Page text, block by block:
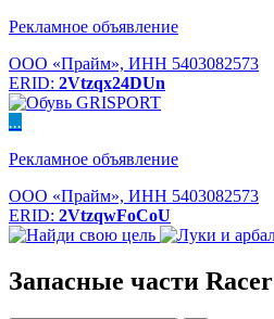
Рекламное объявление
ООО «Прайм», ИНН 5403082573
ERID: 2Vtzqx24DUn
...
Рекламное объявление
ООО «Прайм», ИНН 5403082573
ERID: 2VtzqwFoCoU
Запасные части Racer